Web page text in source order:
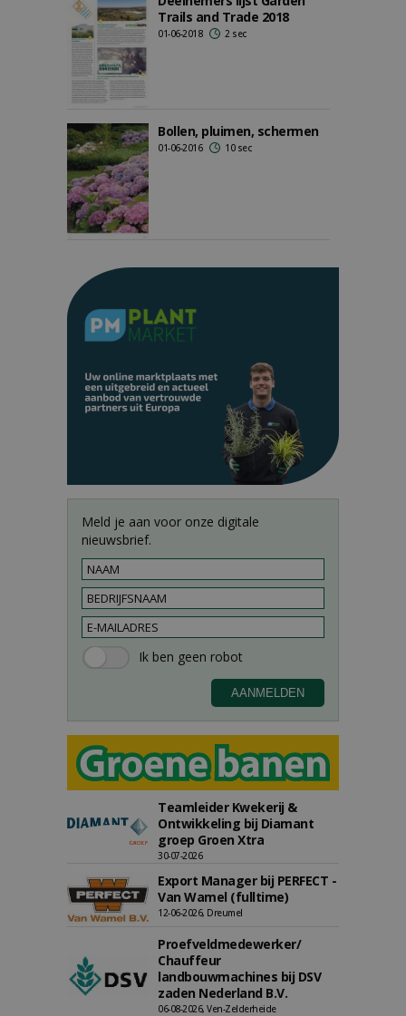
Trails and Trade 2018
01-06-2018 2 sec
Bollen, pluimen, schermen
01-06-2016 10 sec
Meld je aan voor onze digitale
nieuwsbrief.
Teamleider Kwekerij &
Ontwikkeling bij Diamant
groep Groen Xtra
30-07-2026
Export Manager bij PERFECT -
Van Wamel (fulltime)
12-06-2026, Dreumel
Proefveldmedewerker/
Chauffeur
landbouwmachines bij DSV
zaden Nederland B.V.
06-08-2026, Ven-Zelderheide